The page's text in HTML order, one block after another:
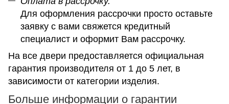
Для оформления рассрочки просто оставьте
заявку с вами свяжется кредитный
специалист и оформит Вам рассрочку.
На все двери предоставляется официальная
гарантия производителя от 1 до 5 лет, в
зависимости от категории изделия.
Больше информации о гарантии